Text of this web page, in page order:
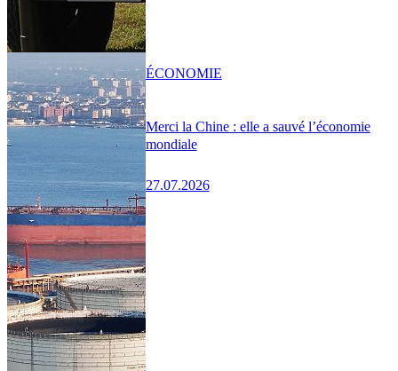
Merci la Chine : elle a sauvé l’économie
mondiale
27.07.2026
ÉCONOMIE